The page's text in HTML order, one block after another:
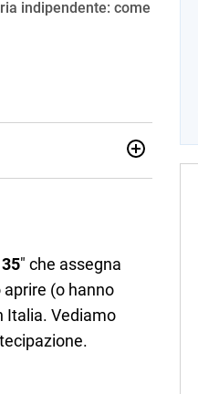
indipendente: come
evadere e viaggiare con
" che assegna
(o hanno
Italia. Vediamo